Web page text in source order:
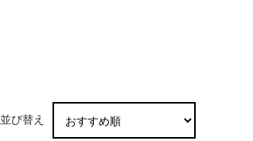
並び替え